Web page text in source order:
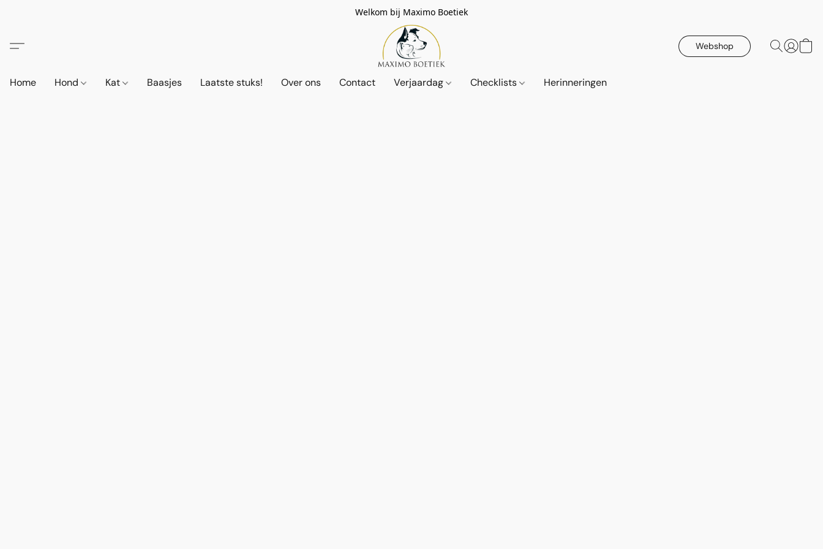
Welkom bij Maximo Boetiek
Webshop
Home Hond Kat Baasjes Laatste stuks! Over ons Contact Verjaardag Checklists Herinneringen